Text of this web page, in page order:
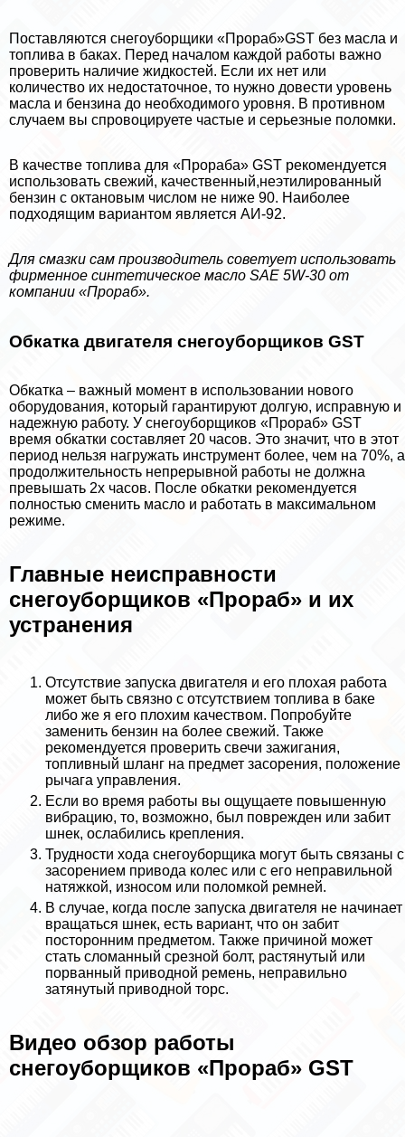
Поставляются снегоуборщики «Прораб»GST без масла и
топлива в баках. Перед началом каждой работы важно
проверить наличие жидкостей. Если их нет или
количество их недостаточное, то нужно довести уровень
масла и бензина до необходимого уровня. В противном
случаем вы спровоцируете частые и серьезные поломки.
В качестве топлива для «Проpaба» GST рекомендуется
использовать свежий, качественный,неэтилированный
бензин с октановым числом не ниже 90. Наиболее
подходящим вариантом является АИ-92.
Для смазки сам производитель советует использовать
фирменное синтетическое масло SAE 5W-30 от
компании «Прораб».
Обкатка двигателя снегоуборщиков GST
Обкатка – важный момент в использовании нового
оборудования, который гарантируют долгую, исправную и
надежную работу. У снегоуборщиков «Прораб» GST
время обкатки составляет 20 часов. Это значит, что в этот
период нельзя нагружать инструмент более, чем на 70%, а
продолжительность непрерывной работы не должна
превышать 2х часов. После обкатки рекомендуется
полностью сменить масло и работать в максимальном
режиме.
Главные неисправности
снегоуборщиков «Прораб» и их
устранения
Отсутствие запуска двигателя и его плохая работа
может быть связно с отсутствием топлива в баке
либо же я его плохим качеством. Попробуйте
заменить бензин на более свежий. Также
рекомендуется проверить свечи зажигания,
топливный шланг на предмет засорения, положение
рычага управления.
Если во время работы вы ощущаете повышенную
вибрацию, то, возможно, был поврежден или забит
шнек, ослабились крепления.
Трудности хода снегоуборщика могут быть связаны с
засорением привода колес или с его неправильной
натяжкой, износом или поломкой ремней.
В случае, когда после запуска двигателя не начинает
вращаться шнек, есть вариант, что он забит
посторонним предметом. Также причиной может
стать сломанный срезной болт, растянутый или
порванный приводной ремень, неправильно
затянутый приводной торс.
Видео обзор работы
снегоуборщиков «Прораб» GST